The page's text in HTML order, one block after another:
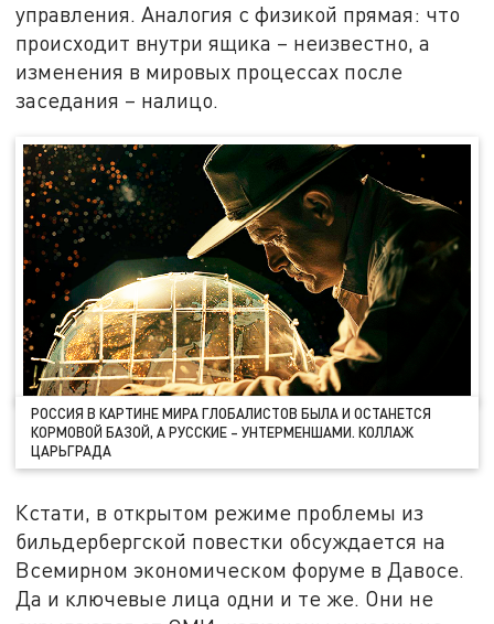
управления. Аналогия с физикой прямая: что
происходит внутри ящика – неизвестно, а
изменения в мировых процессах после
заседания – налицо.
РОССИЯ В КАРТИНЕ МИРА ГЛОБАЛИСТОВ БЫЛА И ОСТАНЕТСЯ
КОРМОВОЙ БАЗОЙ, А РУССКИЕ – УНТЕРМЕНШАМИ. КОЛЛАЖ
ЦАРЬГРАДА
Кстати, в открытом режиме проблемы из
бильдербергской повестки обсуждается на
Всемирном экономическом форуме в Давосе.
Да и ключевые лица одни и те же. Они не